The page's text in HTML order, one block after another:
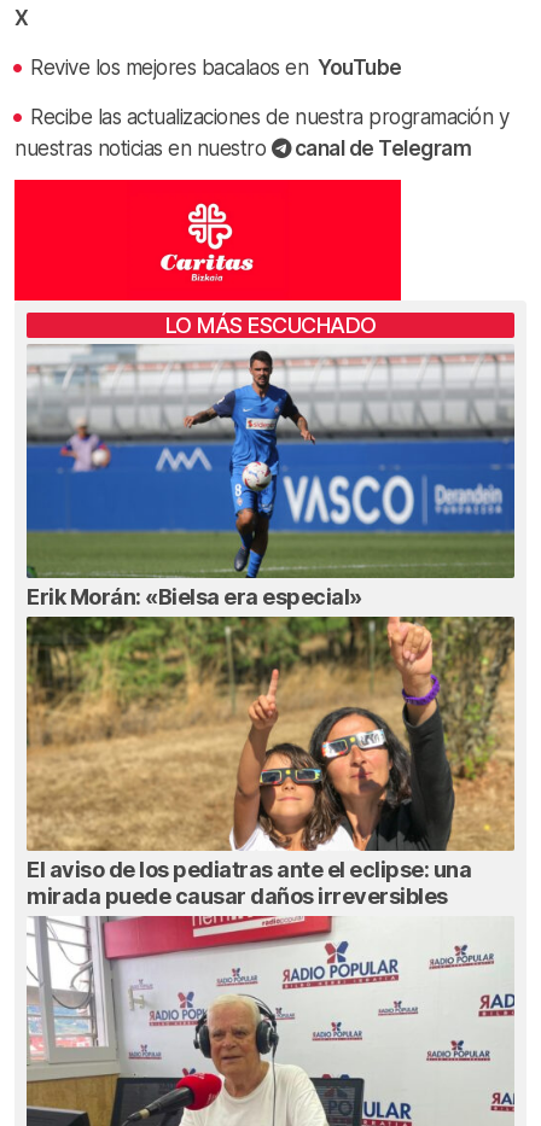
X
Revive los mejores bacalaos en YouTube
Recibe las actualizaciones de nuestra programación y
nuestras noticias en nuestro
canal de Telegram
LO MÁS ESCUCHADO
Erik Morán: «Bielsa era especial»
El aviso de los pediatras ante el eclipse: una
mirada puede causar daños irreversibles